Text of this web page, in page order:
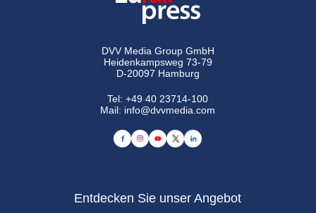
DVV Media Group GmbH
Heidenkampsweg 73-79
D-20097 Hamburg
Tel:+49 40 23714-100
Mail: info@dvvmedia.com
Entdecken Sie unser Angebot